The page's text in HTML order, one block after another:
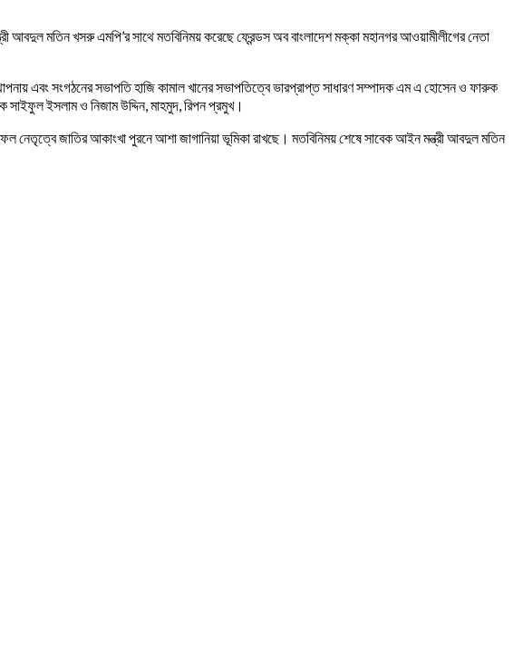
মতিন খসরু এমপি’র সাথে মতবিনিময় করেছে ফ্রেন্ডস অব বাংলাদেশ মক্কা মহানগর আওয়ামীলীগের নেতা
এবং সংগঠনের সভাপতি হাজি কামাল খানের সভাপতিত্বে ভারপ্রাপ্ত সাধারণ সম্পাদক এম এ হোসেন ও ফারুক
ইসলাম ও নিজাম উদ্দিন, মাহমুদ, রিপন প্রমুখ।
জাতির আকাংখা পুরনে আশা জাগানিয়া ভূমিকা রাখছে। মতবিনিময় শেষে সাবেক আইন মন্ত্রী আবদুল মতিন